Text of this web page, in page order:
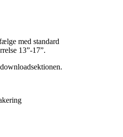
med standard
13”-17”.